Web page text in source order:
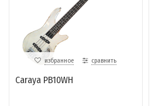
избранное сравнить
Caraya PB10WH